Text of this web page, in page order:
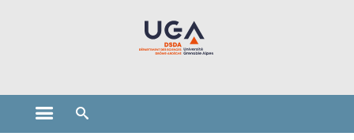
Ouvrir le menu principal